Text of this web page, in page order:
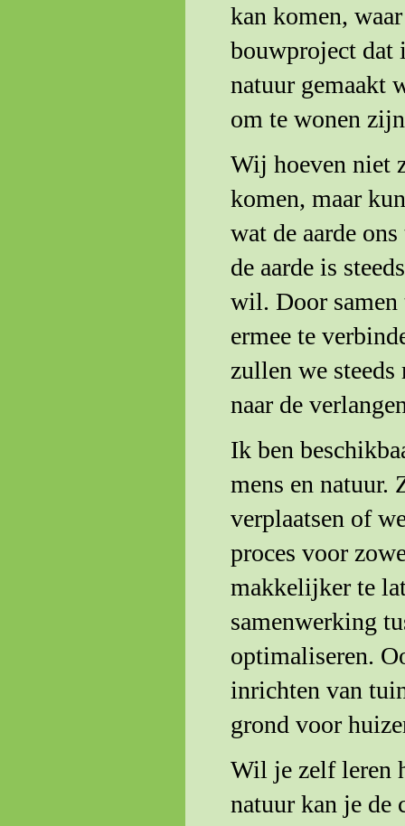
kan komen,
bouwproject dat
natuur gemaakt
om te wonen
Wij hoeven niet
komen, maar
wat de aarde
de aarde is
wil. Door samen
ermee te
zullen we
naar de
Ik ben
mens en natuur.
verplaatsen of
proces voor
makkelijker te
samenwerking
optimaliseren.
inrichten van
grond voor
Wil je zelf leren
natuur kan je de